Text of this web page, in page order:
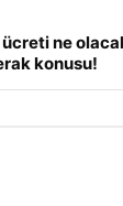
ne
konusu!